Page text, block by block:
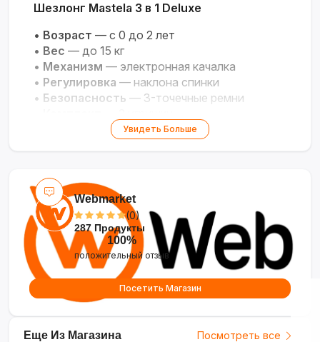
Шезлонг Mastela 3 в 1 Deluxe
• Возраст — с 0 до 2 лет
• Вес — до 15 кг
• Механизм — электронная качалка
• Регулировка — наклона спинки
• Безопасность — 3-точечные ремни
Увидеть Больше
Еще Из Магазина Посмотреть все
Webmarket
(0)
287 Продукты
100%
положительный отзыв
Посетить Магазин